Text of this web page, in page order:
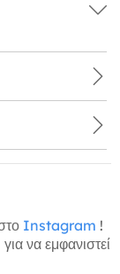
Instagram !
για να εμφανιστεί